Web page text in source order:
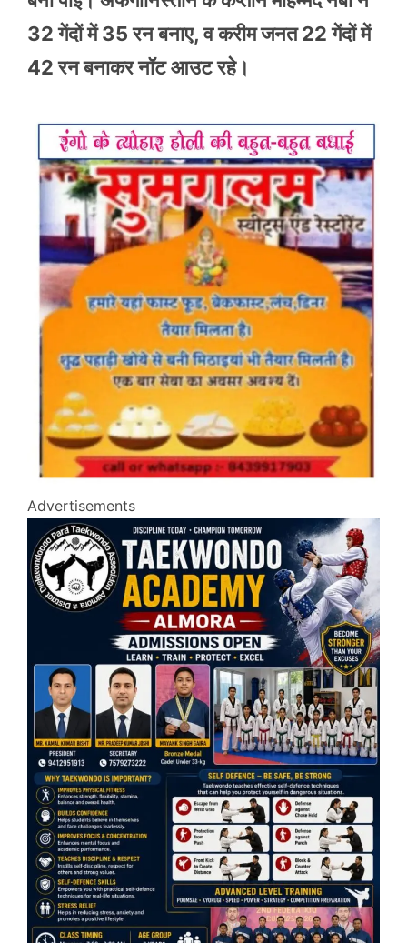
32 गेंदों में 35 रन बनाए, व करीम जनत 22 गेंदों में
42 रन बनाकर नॉट आउट रहे।
Advertisements